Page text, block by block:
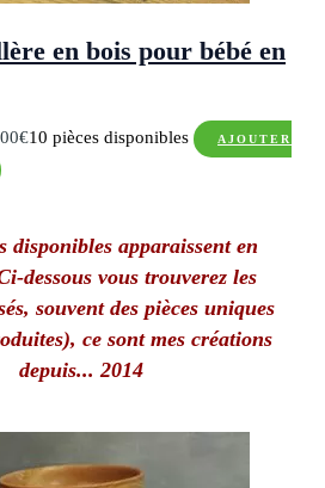
en bois pour bébé en
€10 pièces disponibles AJOUTER
disponibles apparaissent en
dessous vous trouverez les
souvent des pièces uniques
ce sont mes créations
depuis... 2014